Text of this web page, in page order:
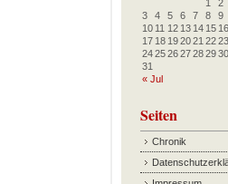
« Jul
1
2
3
4 5 6 7 8
9
10 11 12 13 14 15 16
17 18 192021 2223
24252627282930
31
Seiten
Chronik